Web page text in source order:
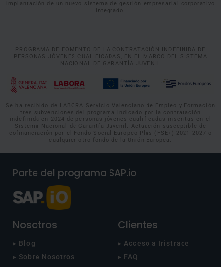
implantación de un nuevo sistema de gestión empresarial corporativo
integrado.
PROGRAMA DE FOMENTO DE LA CONTRATACIÓN INDEFINIDA DE
PERSONAS JÓVENES CUALIFICADAS, EN EL MARCO DEL SISTEMA
NACIONAL DE GARANTÍA JUVENIL
Se ha recibido de LABORA Servicio Valenciano de Empleo y Formación
tres subvenciones del programa indicado por la contratación
indefinida en 2024 de personas jóvenes cualificadas inscritas en el
Sistema Nacional de Garantía Juvenil. Actuación susceptible de
cofinanciación por el Fondo Social Europeo Plus (FSE+) 2021-2027 o
cualquier otro fondo de la Unión Europea.
Parte del programa SAP.io
Nosotros
▸ Blog
▸ Sobre Nosotros
Clientes
▸ Acceso a Iristrace
▸ FAQ